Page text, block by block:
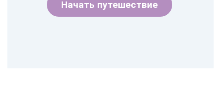
Начать путешествие